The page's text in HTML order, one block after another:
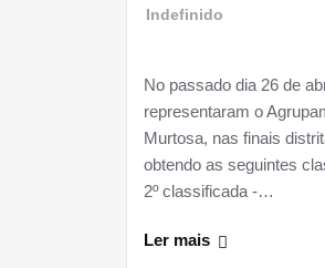
Indefinido
No passado dia 26 de
representaram o
Murtosa, nas finais
obtendo as seguintes
2º classificada -…
Ler mais